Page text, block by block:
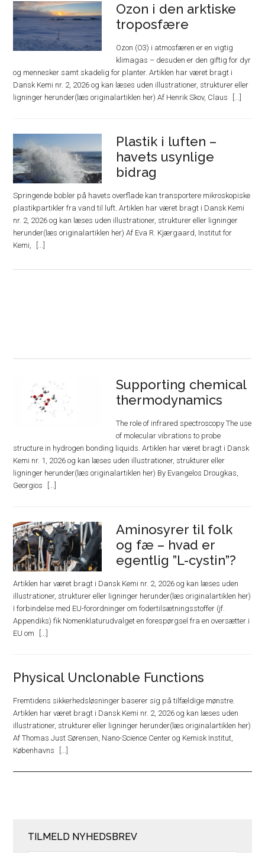
Ozon i den arktiske
troposfære
Ozon (O3) i atmosfæren er en vigtig
klimagas – desuden er den giftig for dyr
og mennesker samt skadelig for planter. Artiklen har været bragt i
Dansk Kemi nr. 2, 2026 og kan læses uden illustrationer, strukturer eller
ligninger herunder(læs originalartiklen her) Af Henrik Skov, Claus
Plastik i luften –
havets usynlige
bidrag
Springende bobler på havets overflade kan transportere mikroskopiske
plastikpartikler fra vand til luft. Artiklen har været bragt i Dansk Kemi
nr. 2, 2026 og kan læses uden illustrationer, strukturer eller ligninger
herunder(læs originalartiklen her) Af Eva R. Kjærgaard, Institut for
Kemi,
Supporting chemical
thermodynamics
The role of infrared spectroscopy The use
of molecular vibrations to probe
structure in hydrogen bonding liquids. Artiklen har været bragt i Dansk
Kemi nr. 1, 2026 og kan læses uden illustrationer, strukturer eller
ligninger herunder(læs originalartiklen her) By Evangelos Drougkas,
Georgios
Aminosyrer til folk
og fæ – hvad er
egentlig ”L-cystin”?
Artiklen har været bragt i Dansk Kemi nr. 2, 2026 og kan læses uden
illustrationer, strukturer eller ligninger herunder(læs originalartiklen her)
I forbindelse med EU-forordninger om fodertilsætningsstoffer (jf.
Appendiks) fik Nomenklaturudvalget en forespørgsel fra en oversætter i
EU om
Physical Unclonable Functions
Fremtidens sikkerhedsløsninger baserer sig på tilfældige mønstre.
Artiklen har været bragt i Dansk Kemi nr. 2, 2026 og kan læses uden
illustrationer, strukturer eller ligninger herunder(læs originalartiklen her)
Af Thomas Just Sørensen, Nano-Science Center og Kemisk Institut,
Københavns
TILMELD NYHEDSBREV